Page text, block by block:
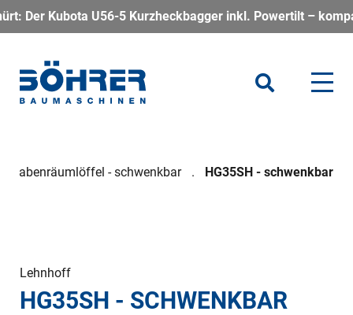
U56-5 Kurzheckbagger inkl. Powertilt –
Grabenräumlöffel - schwenkbar HG35SH - schwenkbar
Lehnhoff
HG35SH - SCHWENKBAR